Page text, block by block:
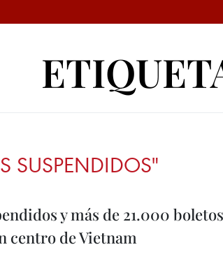
SUSPENDIDOS"
y más de 21.000 boletos
centro de Vietnam